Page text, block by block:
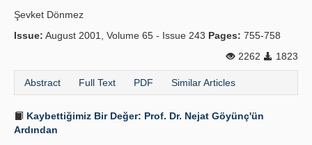
Şevket Dönmez
Issue: August 2001, Volume 65 - Issue 243 Pages: 755-758
2262
1823
Abstract Full Text PDF Similar Articles
Kaybettiğimiz Bir Değer: Prof. Dr. Nejat Göyünç'ün
Ardından